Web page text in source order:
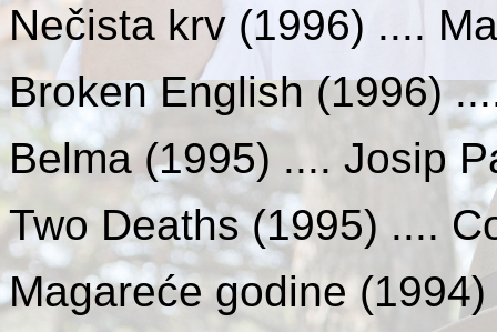
Nečista krv (1996) ....
Broken English (1996)
Belma (1995) .... Josip
Two Deaths (1995) ....
Magareće godine